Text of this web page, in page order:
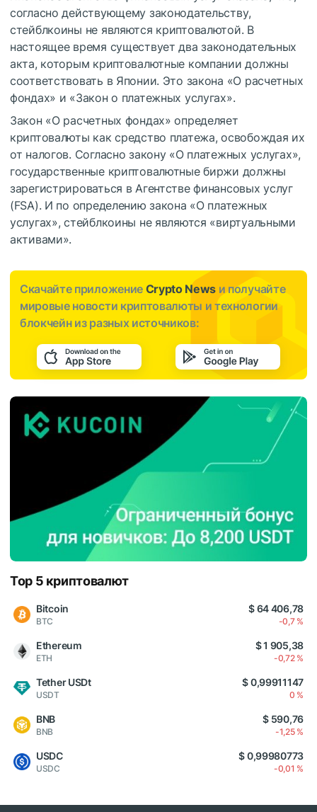
согласно действующему законодательству,
стейблкоины не являются криптовалютой. В
настоящее время существует два законодательных
акта, которым криптовалютные компании должны
соответствовать в Японии. Это закона «О расчетных
фондах» и «Закон о платежных услугах».
Закон «О расчетных фондах» определяет
криптовалюты как средство платежа, освобождая их
от налогов. Согласно закону «О платежных услугах»,
государственные криптовалютные биржи должны
зарегистрироваться в Агентстве финансовых услуг
(FSA). И по определению закона «О платежных
услугах», стейблкоины не являются «виртуальными
активами».
Скачайте приложение Crypto News и получайте
мировые новости криптовалюты и технологии
блокчейн из разных источников:
Top 5 криптовалют
Bitcoin
BTC
$ 64 406,78
-0,7 %
Ethereum
ETH
$ 1 905,38
-0,72 %
Tether USDt
USDT
$ 0,99911147
0 %
BNB
BNB
$ 590,76
-1,25 %
USDC
USDC
$ 0,99980773
-0,01 %